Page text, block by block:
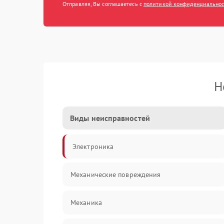
Отправляя, Вы соглашаетесь с политикой
Виды неисправностей
Электроника
Механические повреждения
Механика